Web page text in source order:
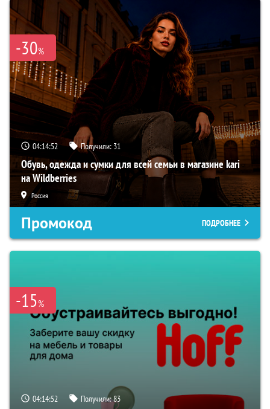
-30%
04:14:51 Получили: 31
Обувь, одежда и сумки для всей семьи в магазине kari
на Wildberries
Россия
Промокод ПОДРОБНЕЕ
-15%
04:14:51 Получили:83